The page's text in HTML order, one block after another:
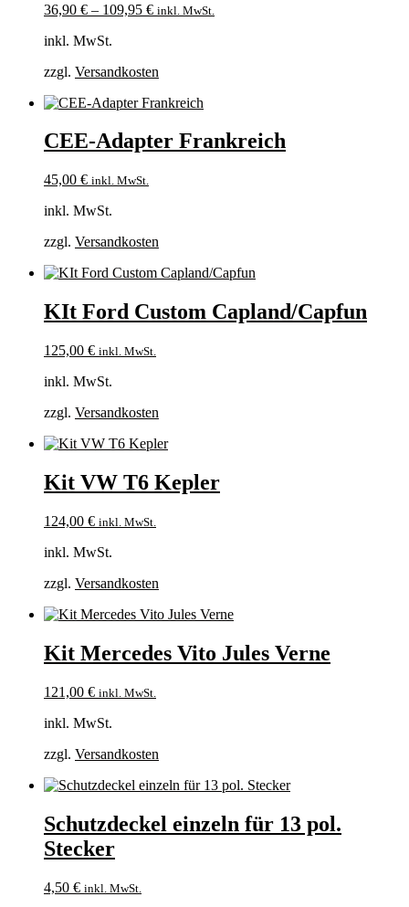
36,90 € – 109,95 € inkl. MwSt.
inkl. MwSt.
zzgl. Versandkosten
CEE-Adapter Frankreich
45,00 € inkl. MwSt.
inkl. MwSt.
zzgl. Versandkosten
KIt Ford Custom Capland/Capfun
125,00 € inkl. MwSt.
inkl. MwSt.
zzgl. Versandkosten
Kit VW T6 Kepler
124,00 € inkl. MwSt.
inkl. MwSt.
zzgl. Versandkosten
Kit Mercedes Vito Jules Verne
121,00 € inkl. MwSt.
inkl. MwSt.
zzgl. Versandkosten
Schutzdeckel einzeln für 13 pol.
Stecker
4,50 € inkl. MwSt.